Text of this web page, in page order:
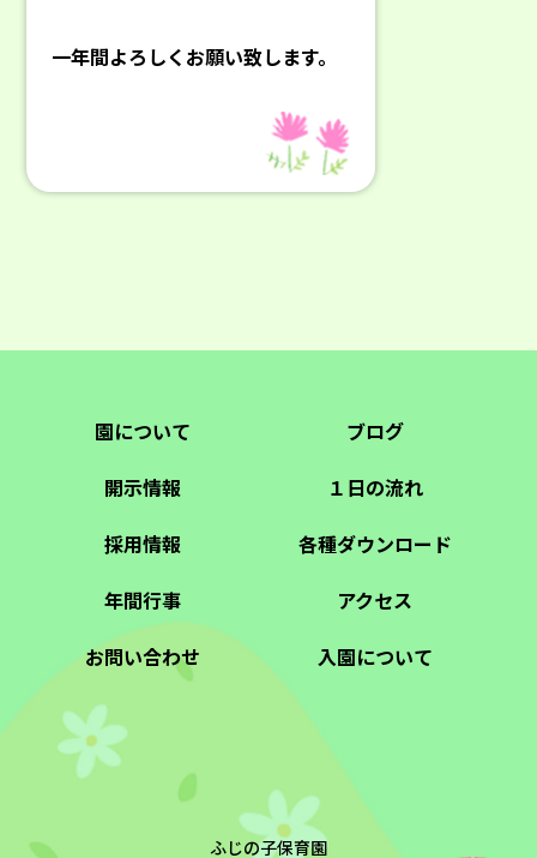
一年間よろしくお願い致します。
園について
ブログ
開示情報
１日の流れ
採用情報
各種ダウンロード
年間行事
アクセス
お問い合わせ
入園について
ふじの子保育園